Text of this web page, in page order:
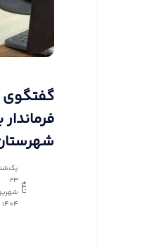
گفتگوی
شهرستان
23
1404